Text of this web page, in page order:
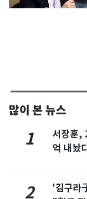
많이 본 뉴스
1
서장훈,
억 내놨
2
'김구라